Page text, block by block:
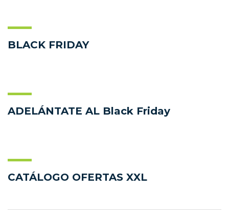
BLACK FRIDAY
ADELÁNTATE AL Black Friday
CATÁLOGO OFERTAS XXL